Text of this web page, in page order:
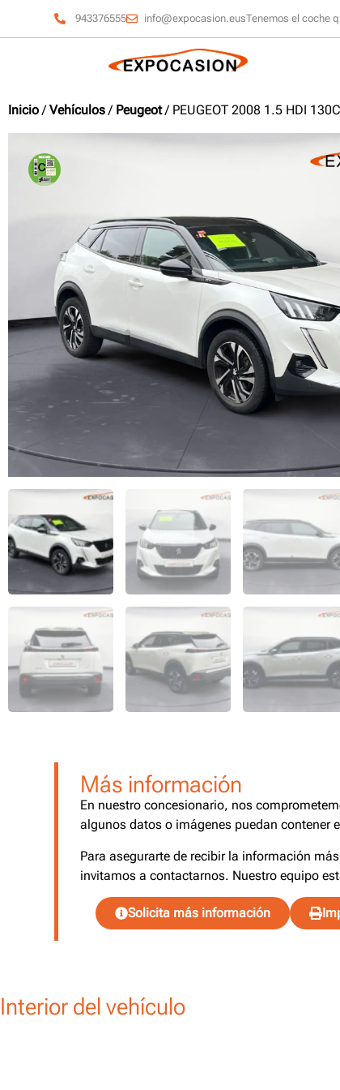
943376555 info@expocasion.eusTenemos el coche
Inicio / Vehículos / Peugeot/ PEUGEOT 2008 1.5 HDI
Más información
En nuestro concesionario, nos
algunos datos o imágenes puedan contener
Para asegurarte de recibir la información
invitamos a contactarnos. Nuestro equipo
Solicita más información
Interior del vehículo